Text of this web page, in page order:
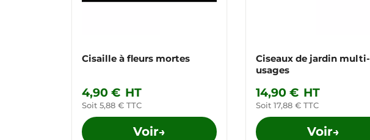
Cisaille à fleurs mortes
4,90 € HT
Soit 5,88 € TTC
Voir→
Ciseaux de jardin multi-
usages
14,90 € HT
Soit 17,88 € TTC
Voir→